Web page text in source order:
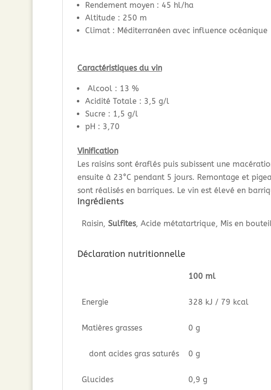
Rendement moyen : 45 hl/ha
Altitude : 250 m
Climat : Méditerranéen avec influence océanique
Caractéristiques du vin
Alcool : 13 %
Acidité Totale : 3,5 g/l
Sucre : 1,5 g/l
pH : 3,70
Vinification
Les raisins sont éraflés puis subissent une
ensuite à 23°C pendant 5 jours. Remontage et
sont réalisés en barriques. Le vin est élevé en
Ingrédients
Raisin,Sulfites, Acide métatartrique, Mis en
Déclaration nutritionnelle
100 ml
Energie 328 kJ / 79 kcal
Matières grasses 0 g
dont acides gras saturés 0 g
Glucides 0,9 g